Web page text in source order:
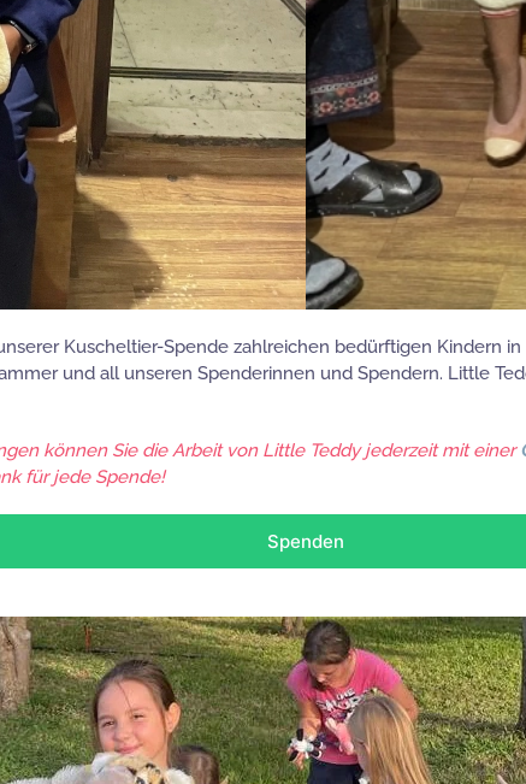
Kuscheltier-Spende zahlreichen bedürftigen Kindern
und all unseren Spenderinnen und Spendern. Little
können Sie die Arbeit von Little Teddy jederzeit mit einer
für jede Spende!
Spenden